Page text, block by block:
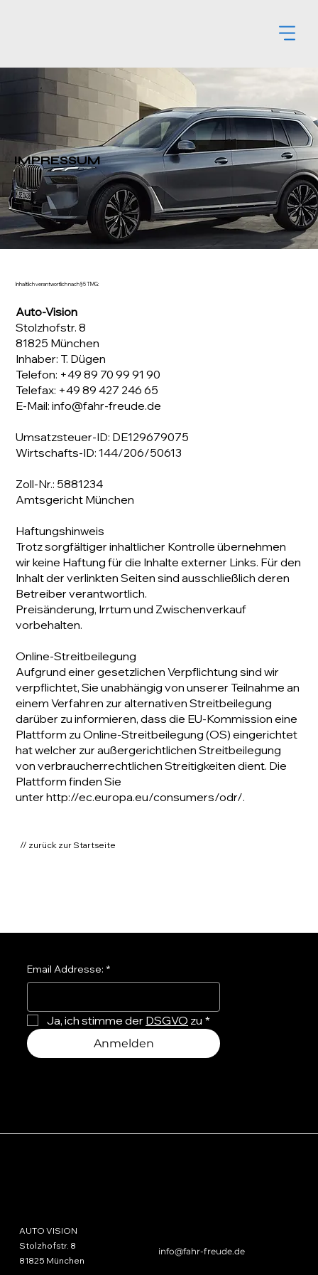
IMPRESSUM
Inhaltlich verantwortlich nach §5 TMG:
Auto-Vision
Stolzhofstr. 8
81825 München
Inhaber: T. Dügen
Telefon: +49 89 70 99 91 90
Telefax: +49 89 427 246 65
E-Mail: info@fahr-freude.de
Umsatzsteuer-ID: DE129679075
Wirtschafts-ID: 144/206/50613
Zoll-Nr.: 5881234
Amtsgericht München
Haftungshinweis
Trotz sorgfältiger inhaltlicher Kontrolle übernehmen
wir keine Haftung für die Inhalte externer Links. Für den
Inhalt der verlinkten Seiten sind ausschließlich deren
Betreiber verantwortlich.
Preisänderung, Irrtum und Zwischenverkauf
vorbehalten.
Online-Streitbeilegung
Aufgrund einer gesetzlichen Verpflichtung sind wir
verpflichtet, Sie unabhängig von unserer Teilnahme an
einem Verfahren zur alternativen Streitbeilegung
darüber zu informieren, dass die EU-Kommission eine
Plattform zu Online-Streitbeilegung (OS) eingerichtet
hat welcher zur außergerichtlichen Streitbeilegung
von verbraucherrechtlichen Streitigkeiten dient. Die
Plattform finden Sie
unter http://ec.europa.eu/consumers/odr/.
// zurück zur Startseite
AUTO VISION
Stolzhofstr. 8
81825 München
info@fahr-freude.de
Email Addresse: *
Ja, ich stimme der DSGVO zu *
Anmelden